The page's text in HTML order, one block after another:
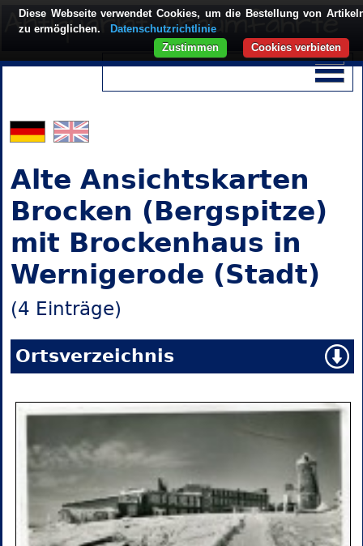
Alte Ansichtskarten
Brocken (Bergspitze)
mit Brockenhaus in
Wernigerode (Stadt)
(4 Einträge)
Ortsverzeichnis
Diese Webseite verwendet Cookies, um die Bestellung von
zu ermöglichen.
Datenschutzrichtlinie
Cookies verbieten
Zustimmen